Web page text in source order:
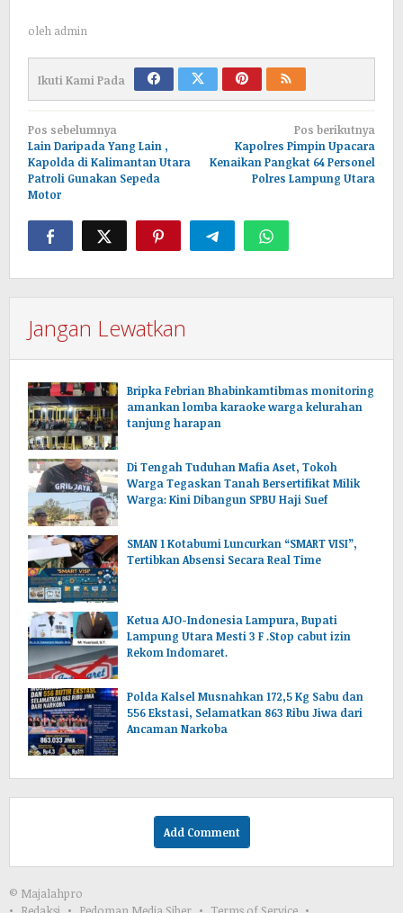
oleh admin
Ikuti Kami Pada
Navigasi
pos
Pos sebelumnya
Lain Daripada Yang Lain ,
Kapolda di Kalimantan Utara
Patroli Gunakan Sepeda
Motor
Pos berikutnya
Kapolres Pimpin Upacara
Kenaikan Pangkat 64 Personel
Polres Lampung Utara
Jangan Lewatkan
Bripka Febrian Bhabinkamtibmas monitoring
amankan lomba karaoke warga kelurahan
tanjung harapan
Di Tengah Tuduhan Mafia Aset, Tokoh
Warga Tegaskan Tanah Bersertifikat Milik
Warga: Kini Dibangun SPBU Haji Suef
SMAN 1 Kotabumi Luncurkan “SMART VISI”,
Tertibkan Absensi Secara Real Time
Ketua AJO-Indonesia Lampura, Bupati
Lampung Utara Mesti 3 F .Stop cabut izin
Rekom Indomaret.
Polda Kalsel Musnahkan 172,5 Kg Sabu dan
556 Ekstasi, Selamatkan 863 Ribu Jiwa dari
Ancaman Narkoba
Add Comment
© Majalahpro